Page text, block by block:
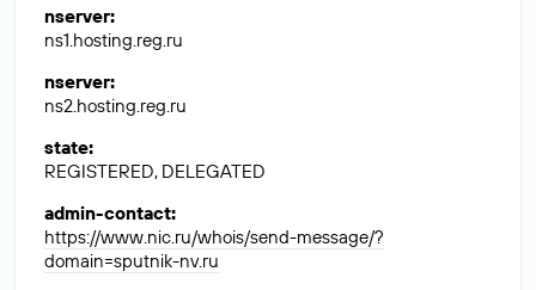
nserver:
ns1.hosting.reg.ru
nserver:
ns2.hosting.reg.ru
state:
REGISTERED, DELEGATED
admin-contact:
https://www.nic.ru/whois/send-message/?
domain=sputnik-nv.ru